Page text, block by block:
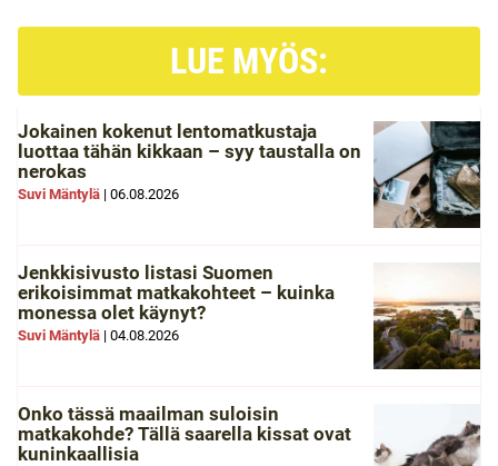
LUE MYÖS:
Jokainen kokenut lentomatkustaja
luottaa tähän kikkaan – syy taustalla on
nerokas
Suvi Mäntylä | 06.08.2026
Jenkkisivusto listasi Suomen
erikoisimmat matkakohteet – kuinka
monessa olet käynyt?
Suvi Mäntylä | 04.08.2026
Onko tässä maailman suloisin
matkakohde? Tällä saarella kissat ovat
kuninkaallisia